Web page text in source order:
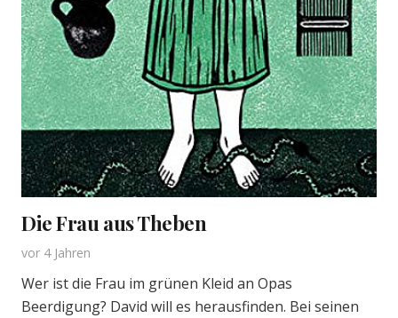
Die Frau aus Theben
vor 4 Jahren
Wer ist die Frau im grünen Kleid an Opas
Beerdigung? David will es herausfinden. Bei seinen